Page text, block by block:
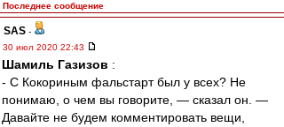
Последнее сообщение
SAS -
30 июл 2020 22:43
Шамиль Газизов :
- С Кокориным фальстарт был у всех? Не
понимаю, о чем вы говорите, — сказал он. —
Давайте не будем комментировать вещи,